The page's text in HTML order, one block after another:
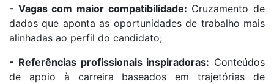
- Vagas com maior compatibilidade: Cruzamento de
dados que aponta as oportunidades de trabalho mais
alinhadas ao perfil do candidato;
- Referências profissionais inspiradoras: Conteúdos
de apoio à carreira baseados em trajetórias de